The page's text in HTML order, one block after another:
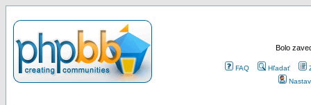
Bolo
FAQ Hľadať